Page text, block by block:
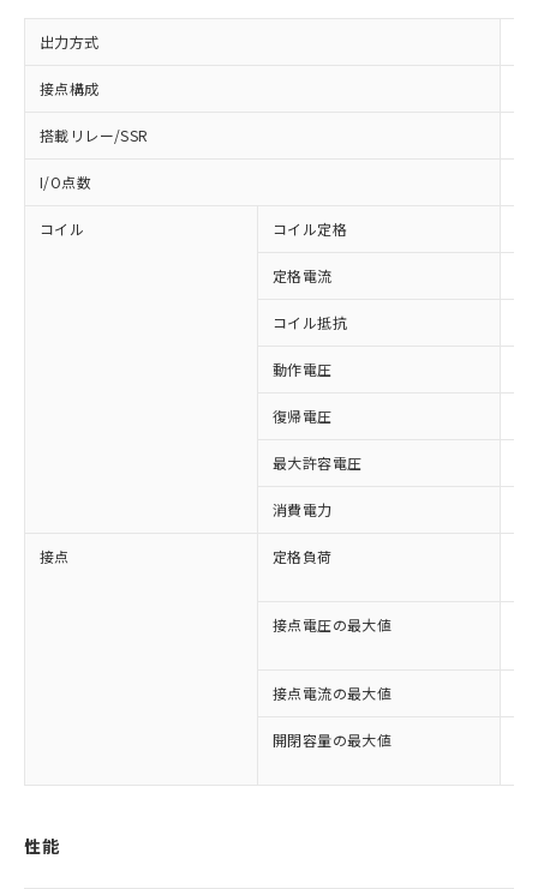
出力方式
接点構成
搭載リレー/SSR
I/O点数
コイル コイル定格
定格電流
コイル抵抗
動作電圧
復帰電圧
最大許容電圧
消費電力
接点 定格負荷
接点電圧の最大値
接点電流の最大値
開閉容量の最大値
性能
※1 対応状況